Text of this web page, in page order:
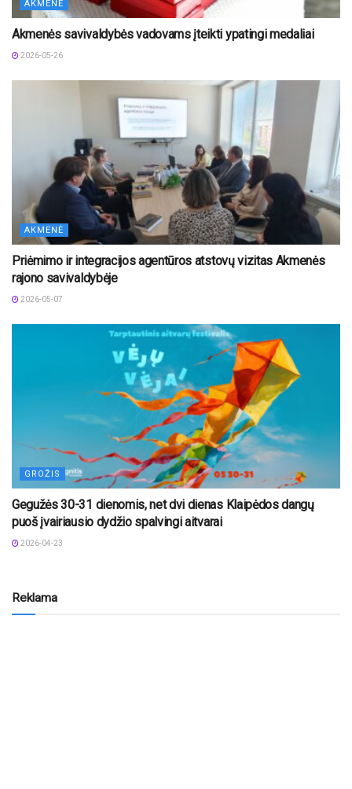
AKMENĖ
Akmenės savivaldybės vadovams įteikti ypatingi medaliai
2026-05-26
AKMENĖ
Priėmimo ir integracijos agentūros atstovų vizitas Akmenės
rajono savivaldybėje
2026-05-07
GROŽIS
Gegužės 30-31 dienomis, net dvi dienas Klaipėdos dangų
puoš įvairiausio dydžio spalvingi aitvarai
2026-04-23
Reklama